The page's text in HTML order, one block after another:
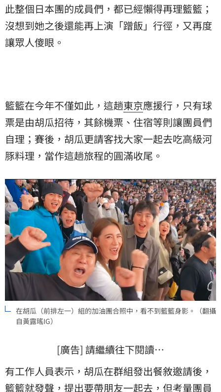
此整個日本團的成員們，都已經懶得再理籃籃；
沒想到她之後還能再上演「蹭飯」行徑，又再度
讓眾人傻眼。
籃籃在今年不僅如此，這趟東京應援行，只有球
票是由胡瓜招待，其餘機票、住宿等則讓團員們
自理；賽後，胡瓜更請客找大家一起去吃高級河
豚料理 ，當作這趟旅程的圓滿收尾。
在胡瓜（前排左一）組的加油團合照中，看不到籃籃身影。（翻攝
自黃露瑤IG）
[廣告] 請繼續往下閱讀…
有工作人員表示，胡瓜在群組發出餐敘邀請後，
籃籃就發聲，提出要帶朋友一起去，但考量團員